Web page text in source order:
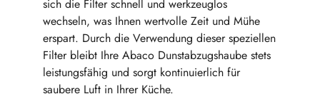
sich die Filter schnell und werkzeuglos
wechseln, was Ihnen wertvolle Zeit und Mühe
erspart. Durch die Verwendung dieser speziellen
Filter bleibt Ihre Abaco Dunstabzugshaube stets
leistungsfähig und sorgt kontinuierlich für
saubere Luft in Ihrer Küche.